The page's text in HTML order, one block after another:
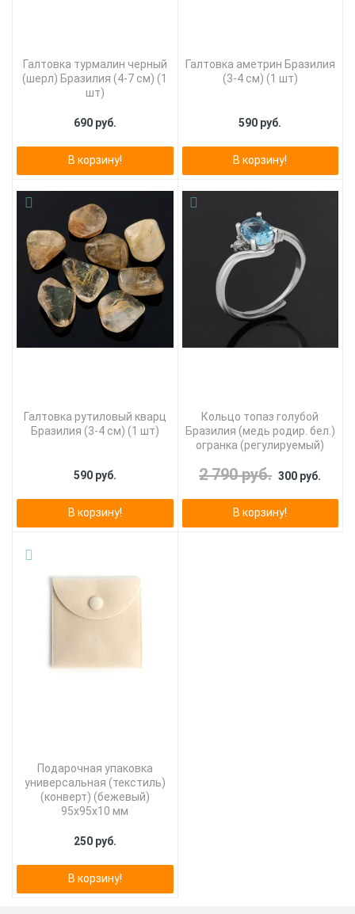
Галтовка турмалин черный
(шерл) Бразилия (4-7 см) (1
шт)
690 руб.
В корзину!
Галтовка аметрин Бразилия
(3-4 см) (1 шт)
590 руб.
В корзину!
Галтовка рутиловый кварц
Бразилия (3-4 см) (1 шт)
590 руб.
В корзину!
Кольцо топаз голубой
Бразилия (медь родир. бел.)
огранка (регулируемый)
2 790 руб. 300 руб.
В корзину!
Подарочная упаковка
универсальная (текстиль)
(конверт) (бежевый)
95х95х10 мм
250 руб.
В корзину!